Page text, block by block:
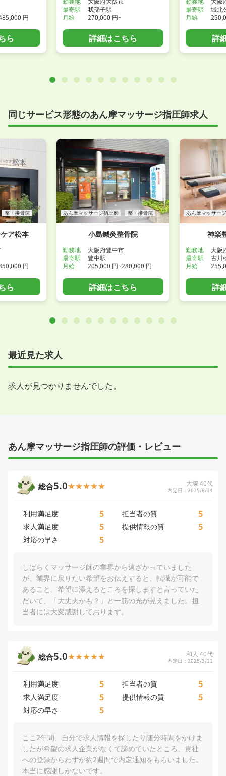
円
ら
最寄駅
我孫子駅
月給
270,000 円~
詳細はこちら
最寄駅
城北
月給
詳
同じサービス形態のあん摩マッサージ指圧師求人
整・接骨院
ア松本
円
ら
あん摩マッサージ指圧師 整・接骨院
小島鍼灸整骨院
勤務地
大阪府豊中市
最寄駅
豊中駅
月給
205,000 円~280,000 円
詳細はこちら
あん摩マッサー
神楽
勤務地
大阪
最寄駅
古川
月給
詳
最近見た求人
求人が見つかりませんでした。
あん摩マッサージ指圧師の評価・レビュー
総合5.0 大塚 40代
内定日：2025/8/14
利用満足度 5 担当者の質 5
求人満足度 5 提供情報の質 5
対応の早さ 5
しばらくマッサージ師の業界から遠ざかっていました
が、業界に戻りたい希望をお伝えすると、転職が可能で
あること、希望に添えるところを探しますと言っていた
だいて、「大丈夫かも？」と一筋の光が見えました。担
当者には大変感謝しております。
総合5.0 和人 40代
内定日：2025/3/11
利用満足度 5 担当者の質 5
求人満足度 5 提供情報の質 5
対応の早さ 5
ここ2年間、自分で求人情報を探したり随分時間をかけま
したが希望の求人企業がなくて諦めていたところ、貴社
への登録からわずか約2週間で内定通知をもらいました。
本当に感謝しかないです。